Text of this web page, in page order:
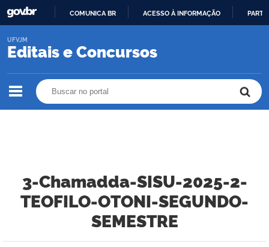
O
COMUNICA BR ACESSO À INFORMAÇÃO
Editais e Concursos
UFVJM
3-Chamadda-SISU-2025-2-
TEOFILO-OTONI-SEGUNDO-
SEMESTRE